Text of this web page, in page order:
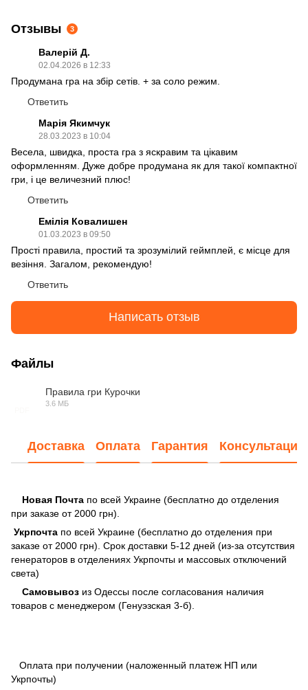
Отзывы 3
Валерій Д.
02.04.2026 в 12:33
Продумана гра на збір сетів. + за соло режим.
Ответить
Марія Якимчук
28.03.2023 в 10:04
Весела, швидка, проста гра з яскравим та цікавим
оформленням. Дуже добре продумана як для такої компактної
гри, і це величезний плюс!
Ответить
Емілія Ковалишен
01.03.2023 в 09:50
Прості правила, простий та зрозумілий геймплей, є місце для
везіння. Загалом, рекомендую!
Ответить
Написать отзыв
Файлы
Правила гри Курочки
3.6 МБ
Доставка Оплата Гарантия Консультация
Новая Почта по всей Украине (бесплатно до отделения
при заказе от 2000 грн).
Укрпочта по всей Украине (бесплатно до отделения при
заказе от 2000 грн). Срок доставки 5-12 дней (из-за отсутствия
генераторов в отделениях Укрпочты и массовых отключений
света)
Самовывоз из Одессы после согласования наличия
товаров с менеджером (Генуэзская 3-б).
Оплата при получении (наложенный платеж НП или
Укрпочты)